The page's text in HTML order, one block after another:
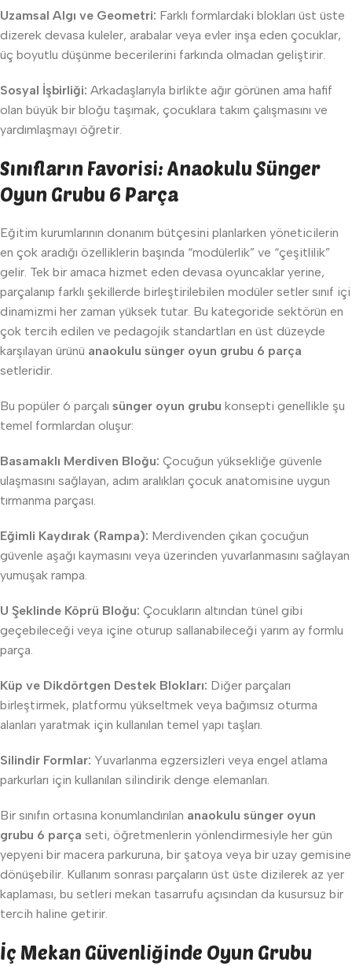
Uzamsal Algı ve Geometri: Farklı formlardaki blokları üst üste
dizerek devasa kuleler, arabalar veya evler inşa eden çocuklar,
üç boyutlu düşünme becerilerini farkında olmadan geliştirir.
Sosyal İşbirliği: Arkadaşlarıyla birlikte ağır görünen ama hafif
olan büyük bir bloğu taşımak, çocuklara takım çalışmasını ve
yardımlaşmayı öğretir.
Sınıfların Favorisi: Anaokulu Sünger
Oyun Grubu 6 Parça
Eğitim kurumlarının donanım bütçesini planlarken yöneticilerin
en çok aradığı özelliklerin başında “modülerlik” ve “çeşitlilik”
gelir. Tek bir amaca hizmet eden devasa oyuncaklar yerine,
parçalanıp farklı şekillerde birleştirilebilen modüler setler sınıf içi
dinamizmi her zaman yüksek tutar. Bu kategoride sektörün en
çok tercih edilen ve pedagojik standartları en üst düzeyde
karşılayan ürünü anaokulu sünger oyun grubu 6 parça
setleridir.
Bu popüler 6 parçalı sünger oyun grubu konsepti genellikle şu
temel formlardan oluşur:
Basamaklı Merdiven Bloğu: Çocuğun yüksekliğe güvenle
ulaşmasını sağlayan, adım aralıkları çocuk anatomisine uygun
tırmanma parçası.
Eğimli Kaydırak (Rampa): Merdivenden çıkan çocuğun
güvenle aşağı kaymasını veya üzerinden yuvarlanmasını sağlayan
yumuşak rampa.
U Şeklinde Köprü Bloğu: Çocukların altından tünel gibi
geçebileceği veya içine oturup sallanabileceği yarım ay formlu
parça.
Küp ve Dikdörtgen Destek Blokları: Diğer parçaları
birleştirmek, platformu yükseltmek veya bağımsız oturma
alanları yaratmak için kullanılan temel yapı taşları.
Silindir Formlar: Yuvarlanma egzersizleri veya engel atlama
parkurları için kullanılan silindirik denge elemanları.
Bir sınıfın ortasına konumlandırılan anaokulu sünger oyun
grubu 6 parça seti, öğretmenlerin yönlendirmesiyle her gün
yepyeni bir macera parkuruna, bir şatoya veya bir uzay gemisine
dönüşebilir. Kullanım sonrası parçaların üst üste dizilerek az yer
kaplaması, bu setleri mekan tasarrufu açısından da kusursuz bir
tercih haline getirir.
İç Mekan Güvenliğinde Oyun Grubu